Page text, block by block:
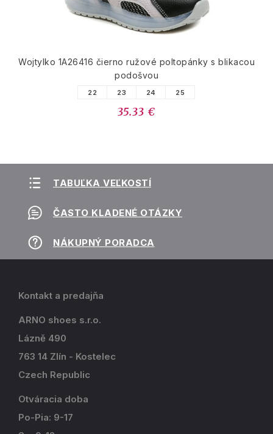
Wojtylko 1A26416 čierno ružové poltopánky s blikacou
podošvou
22 23 24 25
35.33 €
TABUĽKA VEĽKOSTÍ
ČASTO KLADENÉ OTÁZKY
NÁKUPNÝ PORADCA
Kontakt a predajňa
ARNO shoes s.r.o.
Lázně 490
763 14 Zlín - Kostelec
Czech Republic
Otváracia doba
Po-Pia: 9-17